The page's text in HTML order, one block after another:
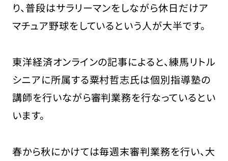
り、普段はサラリーマンをしながら休日だけア
マチュア野球をしているという人が大半です。
東洋経済オンラインの記事によると、練馬リトル
シニアに所属する粟村哲志氏は個別指導塾の
講師を行いながら審判業務を行なっているとい
います。
春から秋にかけては毎週末審判業務を行い、大